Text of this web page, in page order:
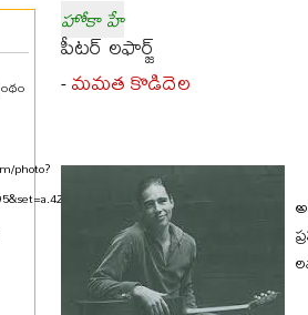
photo?
...
హోకా హే
పీటర్ లఫార్జ్
-మమత కొడిదెల